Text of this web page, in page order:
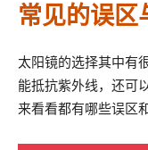
常见的误区
太阳镜的选择其中有
能抵抗紫外线，还可
来看看都有哪些误区